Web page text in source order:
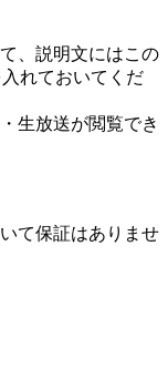
、説明文にはこの
れておいてくだ
生放送が閲覧でき
て保証はありませ